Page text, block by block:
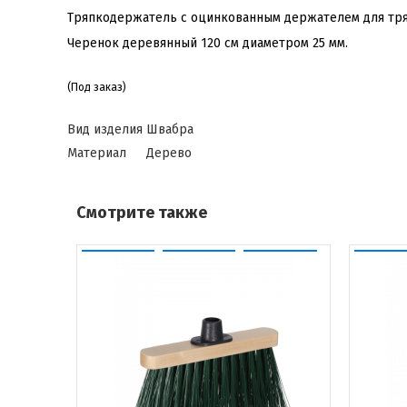
Тряпкодержатель с оцинкованным держателем для
Черенок деревянный 120 см диаметром 25 мм.
(Под заказ)
Вид изделия Швабра
Материал
Дерево
Смотрите также